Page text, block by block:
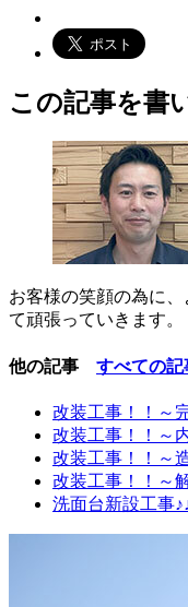
この記事を書
お客様の笑顔の為に
て頑張っていきます。
他の記事 すべての記
改装工事！！～
改装工事！！～
改装工事！！～
改装工事！！～
洗面台新設工事